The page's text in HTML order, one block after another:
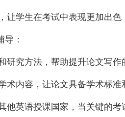
学生在考试中表现更加出色
：
究方法，帮助提升论文写作
内容，让论文具备学术标准
英语授课国家，当关键的考